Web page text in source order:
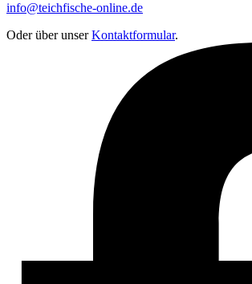
info@teichfische-online.de
Oder über unserKontaktformular.